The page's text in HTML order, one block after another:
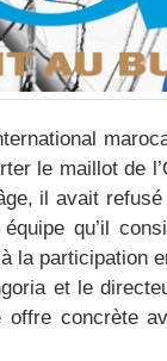
le maillot de
il avait
qu’il
la participation
et le
concrète